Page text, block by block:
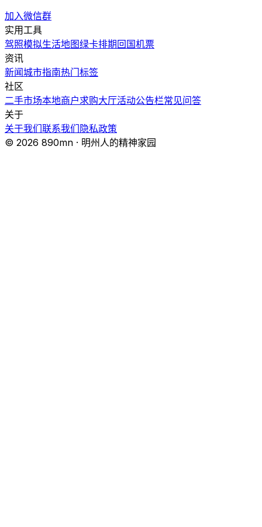
加入微信群
实用工具
驾照模拟生活地图绿卡排期回国机票
资讯
新闻城市指南热门标签
社区
二手市场本地商户求购大厅活动公告栏常见问答
关于
关于我们联系我们隐私政策
© 2026 890mn · 明州人的精神家园